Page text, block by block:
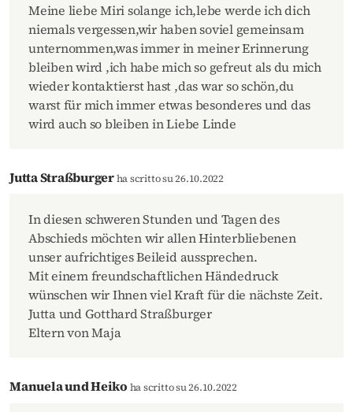
Meine liebe Miri solange ich,lebe werde ich dich
niemals vergessen,wir haben soviel gemeinsam
unternommen,was immer in meiner Erinnerung
bleiben wird ,ich habe mich so gefreut als du mich
wieder kontaktierst hast ,das war so schön,du
warst für mich immer etwas besonderes und das
wird auch so bleiben in Liebe Linde
Jutta Straßburgerha scritto su 26.10.2022
In diesen schweren Stunden und Tagen des
Abschieds möchten wir allen Hinterbliebenen
unser aufrichtiges Beileid aussprechen.
Mit einem freundschaftlichen Händedruck
wünschen wir Ihnen viel Kraft für die nächste Zeit.
Jutta und Gotthard Straßburger
Eltern von Maja
Manuela und Heiko ha scritto su 26.10.2022